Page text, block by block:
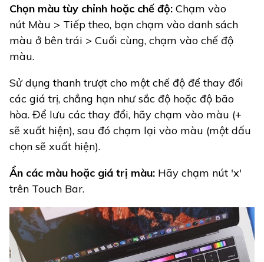
Chọn màu tùy chỉnh hoặc chế độ: Chạm vào
nút Màu > Tiếp theo, bạn chạm vào danh sách
màu ở bên trái > Cuối cùng, chạm vào chế độ
màu.
Sử dụng thanh trượt cho một chế độ để thay đổi
các giá trị, chẳng hạn như sắc độ hoặc độ bão
hòa. Để lưu các thay đổi, hãy chạm vào màu (+
sẽ xuất hiện), sau đó chạm lại vào màu (một dấu
chọn sẽ xuất hiện).
Ẩn các màu hoặc giá trị màu: Hãy chạm nút 'x'
trên Touch Bar.